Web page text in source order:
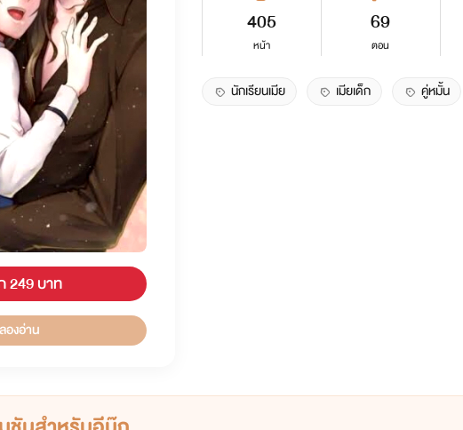
249 บาท
องอ่าน
405
หน้า
69
ตอน
นักเรียนเมีย เมียเด็ก คู่หมั้น